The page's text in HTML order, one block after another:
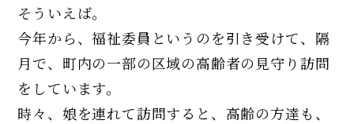
そういえば。
今年から、福祉委員というのを引き受けて、隔
月で、町内の一部の区域の高齢者の見守り訪問
をしています。
時々、娘を連れて訪問すると、高齢の方達も、